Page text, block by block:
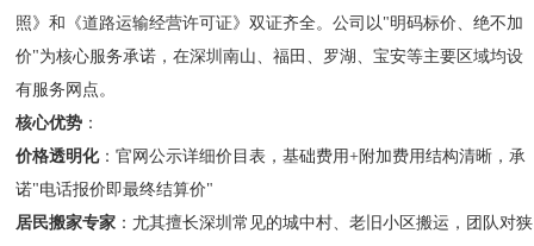
照》和《道路运输经营许可证》双证齐全。公司以"明码标价、绝不加
价"为核心服务承诺，在深圳南山、福田、罗湖、宝安等主要区域均设
有服务网点。
核心优势 ：
价格透明化：官网公示详细价目表，基础费用+附加费用结构清晰，承
诺"电话报价即最终结算价"
居民搬家专家 ：尤其擅长深圳常见的城中村、老旧小区搬运，团队对狭